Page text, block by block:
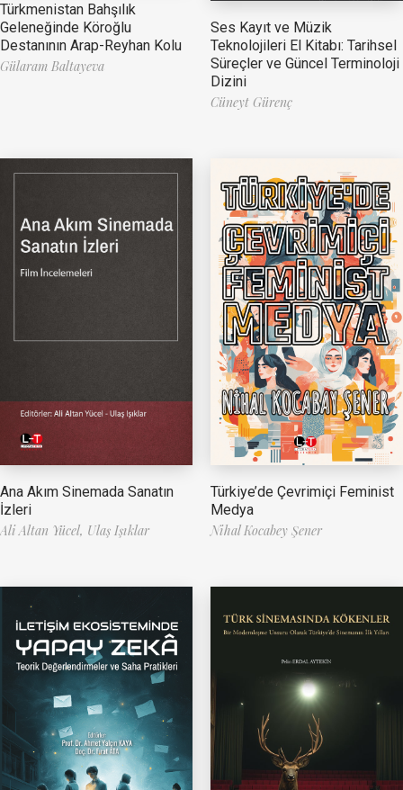
Türkmenistan Bahşılık
Geleneğinde Köroğlu
Destanının Arap-Reyhan Kolu
Gülaram Baltayeva
Ses Kayıt ve Müzik
Teknolojileri El Kitabı: Tarihsel
Süreçler ve Güncel Terminoloji
Dizini
Cüneyt Gürenç
Ana Akım Sinemada Sanatın
İzleri
Ali Altan Yücel, Ulaş Işıklar
Türkiye’de Çevrimiçi Feminist
Medya
Nihal Kocabey Şener